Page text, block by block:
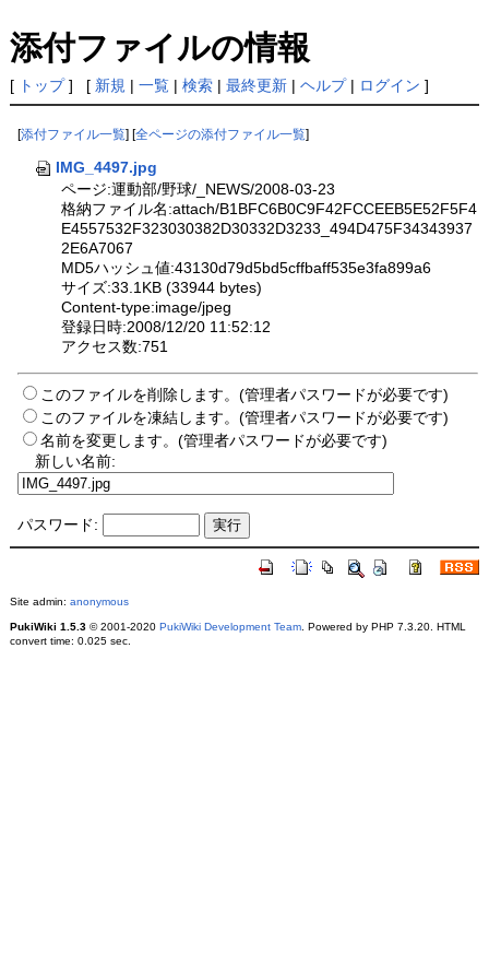
添付ファイルの情報
[ トップ] [ 新規 | 一覧| 検索| 最終更新| ヘルプ| ログイン ]
[添付ファイル一覧] [全ページの添付ファイル一覧]
IMG_4497.jpg
ページ:運動部/野球/_NEWS/2008-03-23
格納ファイル名:attach/B1BFC6B0C9F42FCCEEB5E52F5F4
E4557532F323030382D30332D3233_494D475F34343937
2E6A7067
MD5ハッシュ値:43130d79d5bd5cffbaff535e3fa899a6
サイズ:33.1KB (33944 bytes)
Content-type:image/jpeg
登録日時:2008/12/20 11:52:12
アクセス数:751
このファイルを削除します。(管理者パスワードが必要です)
このファイルを凍結します。(管理者パスワードが必要です)
名前を変更します。(管理者パスワードが必要です)
新しい名前:
パスワード:
Site admin: anonymous
PukiWiki 1.5.3© 2001-2020 PukiWiki Development Team. Powered by PHP 7.3.20. HTML
convert time: 0.025 sec.